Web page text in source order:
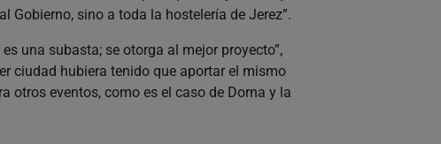
Gobierno, sino a toda la hostelería de Jerez”.
una subasta; se otorga al mejor proyecto”,
ciudad hubiera tenido que aportar el mismo
otros eventos, como es el caso de Dorna y la